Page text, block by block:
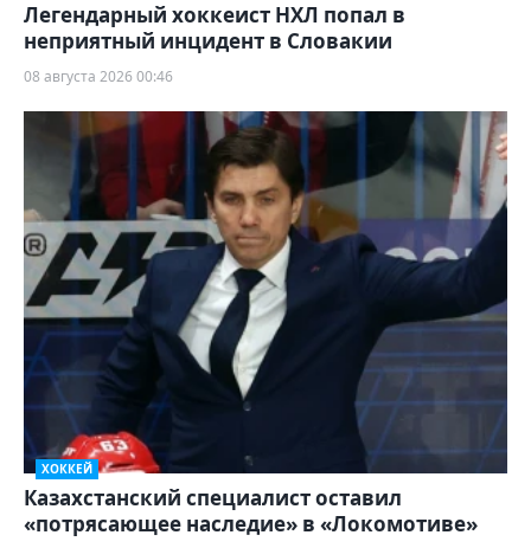
Легендарный хоккеист НХЛ попал в
неприятный инцидент в Словакии
08 августа 2026 00:46
ХОККЕЙ
Казахстанский специалист оставил
«потрясающее наследие» в «Локомотиве»